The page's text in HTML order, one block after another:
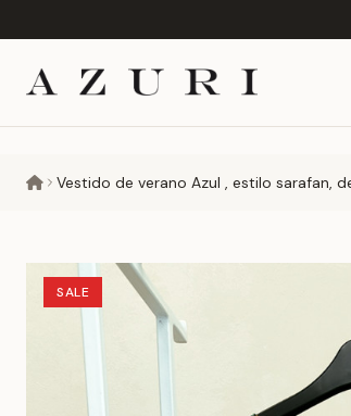
Vestido de verano Azul , estilo sarafan,
SALE